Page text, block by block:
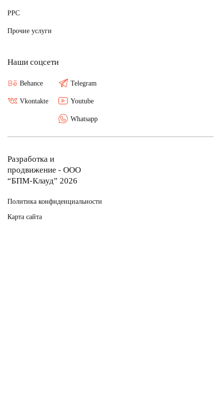
Наши соцсети
Behance
Vkontakte
Telegram
Youtube
Whatsapp
PPC
Прочие услуги
Разработка и
продвижение - ООО
“БПМ-Клауд” 2026
Карта сайта
Политика конфиденциальности